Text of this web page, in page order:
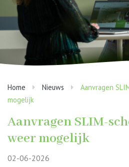
Home Nieuws
Aanvragen
mogelijk
Aanvragen SLIM-
weer mogelijk
02-06-2026